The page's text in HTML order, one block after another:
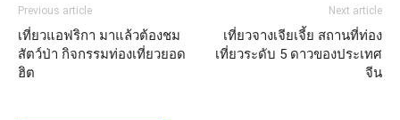
Previous article
เที่ยวแอฟริกา มาแล้วต้องชม
สัตว์ป่า กิจกรรมท่องเที่ยวยอด
ฮิต
Next article
เที่ยวจางเจียเจี้ย สถานที่ท่อง
เที่ยวระดับ 5 ดาวของประเทศ
จีน